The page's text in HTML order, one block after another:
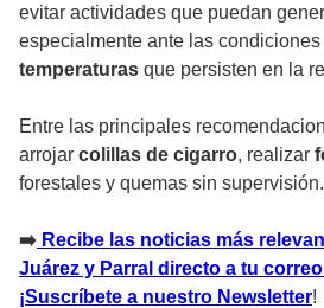
evitar actividades que puedan
especialmente ante las condiciones
temperaturas que persisten en la
Entre las principales
arrojar colillas de cigarro, realizar
forestales y quemas sin supervisión.
➡️ Recibe las noticias más
Juárez y Parral directo a tu
¡Suscríbete a nuestro Newsletter!